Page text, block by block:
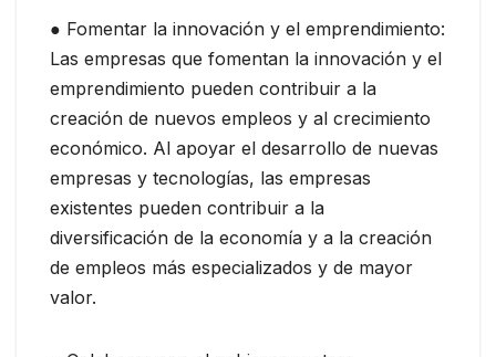
● Fomentar la innovación y el emprendimiento:
Las empresas que fomentan la innovación y el
emprendimiento pueden contribuir a la
creación de nuevos empleos y al crecimiento
económico. Al apoyar el desarrollo de nuevas
empresas y tecnologías, las empresas
existentes pueden contribuir a la
diversificación de la economía y a la creación
de empleos más especializados y de mayor
valor.